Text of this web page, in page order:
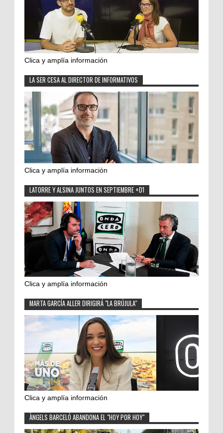
Clica y amplía información
LA SER CESA AL DIRECTOR DE INFORMATIVOS
Clica y amplía información
LATORRE Y ALSINA JUNTOS EN SEPTIEMBRE +D1
Clica y amplía información
MARTA GARCÍA ALLER DIRIGIRÁ "LA BRÚJULA"
Clica y amplía información
ÀNGELS BARCELÓ ABANDONA EL "HOY POR HOY"